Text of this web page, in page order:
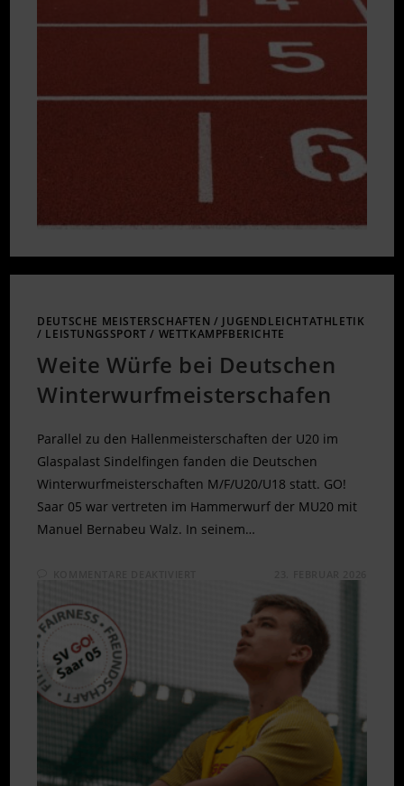
DEUTSCHE MEISTERSCHAFTEN / JUGENDLEICHTATHLETIK
/ LEISTUNGSSPORT / WETTKAMPFBERICHTE
Weite Würfe bei Deutschen
Winterwurfmeisterschafen
Parallel zu den Hallenmeisterschaften der U20 im
Glaspalast Sindelfingen fanden die Deutschen
Winterwurfmeisterschaften M/F/U20/U18 statt. GO!
Saar 05 war vertreten im Hammerwurf der MU20 mit
Manuel Bernabeu Walz. In seinem…
DEUTSCHEN
WINTERWURFMEISTERSCHAFEN